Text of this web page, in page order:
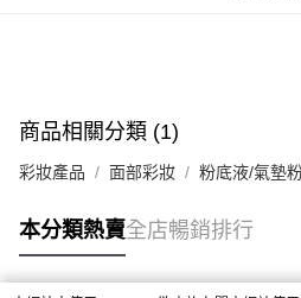
付款後門市自取，訂單確認後2-4個工
商品相關分類 (1)
彩妝產品 面部彩妝 粉底液/氣墊
本分類熱賣全店暢銷排行